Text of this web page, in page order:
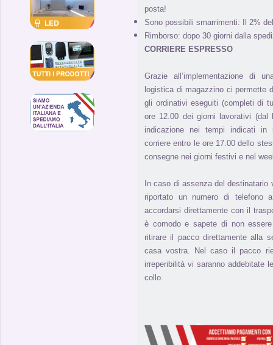
posta!
Sono possibili smarrimenti: Il 2%
Rimborso: dopo 30 giorni dalla
CORRIERE ESPRESSO
Grazie all’implementazione di
logistica di magazzino ci permette
gli ordinativi eseguiti (completi di
ore 12.00 dei giorni lavorativi
indicazione nei tempi indicati in
corriere entro le ore 17.00 dello
consegne nei giorni festivi e nel
In caso di assenza del
riportato un numero di telefono
accordarsi direttamente con il
è comodo e sapete di non
ritirare il pacco direttamente alla
casa vostra. Nel caso il pacco
irreperibilità vi saranno addebitate
collo.